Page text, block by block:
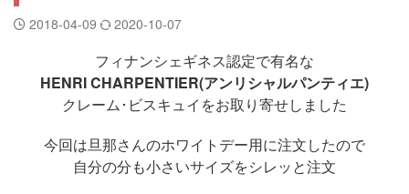
2018-04-09 2020-10-07
フィナンシェギネス認定で有名な
HENRI CHARPENTIER(アンリシャルパンティエ)
クレーム･ビスキュイをお取り寄せしました
今回は旦那さんのホワイトデー用に注文したので
自分の分も小さいサイズをシレッと注文